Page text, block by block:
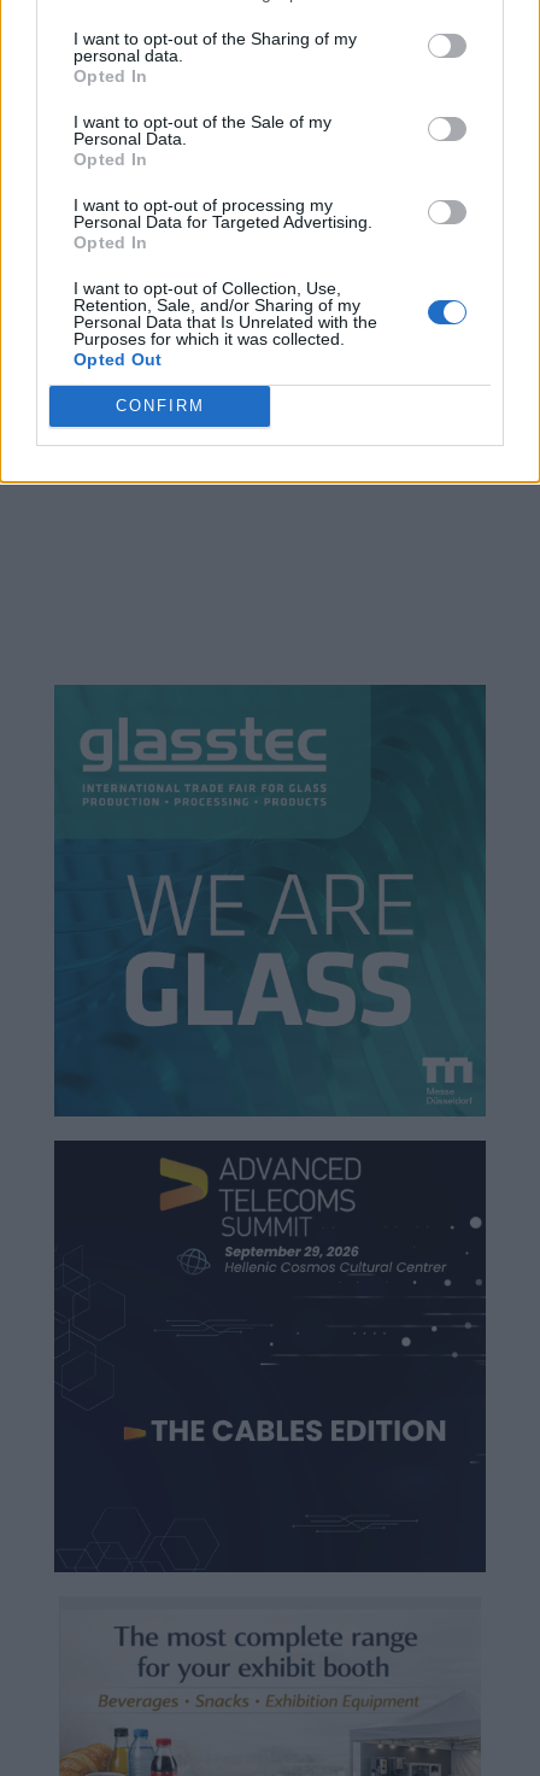
I want to opt-out of the Sharing of my
personal data.
Opted In
I want to opt-out of the Sale of my
Personal Data.
Opted In
I want to opt-out of processing my
Personal Data for Targeted Advertising.
Opted In
I want to opt-out of Collection, Use,
Retention, Sale, and/or Sharing of my
Personal Data that Is Unrelated with the
Purposes for which it was collected.
Opted Out
CONFIRM